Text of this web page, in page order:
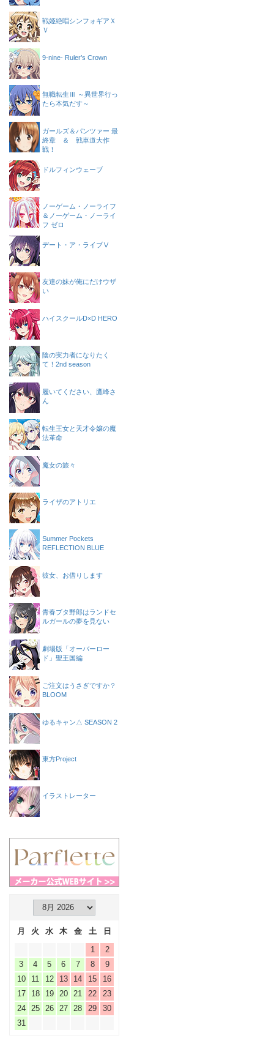
戦姫絶唱シンフォギアＸ
Ｖ
9-nine- Ruler’s Crown
無職転生Ⅲ ～異世界行っ
たら本気だす～
ガールズ＆パンツァー 最
終章 ＆ 戦車道大作
戦！
ドルフィンウェーブ
ノーゲーム・ノーライフ
＆ノーゲーム・ノーライ
フ ゼロ
デート・ア・ライブⅤ
友達の妹が俺にだけウザ
い
ハイスクールD×D HERO
陰の実力者になりたく
て！2nd season
履いてください、鷹峰さ
ん
転生王女と天才令嬢の魔
法革命
魔女の旅々
ライザのアトリエ
Summer Pockets
REFLECTION BLUE
彼女、お借りします
青春ブタ野郎はランドセ
ルガールの夢を見ない
劇場版「オーバーロー
ド」聖王国編
ご注文はうさぎですか？
BLOOM
ゆるキャン△ SEASON 2
東方Project
イラストレーター
月 火 水 木 金 土
日
1
2
3
4 5 6 7 8
9
10
11 12 13 14 15
16
17
18 19 20 21 22
23
24
25 26 27 28 29
30
31